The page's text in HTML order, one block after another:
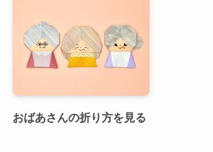
おばあさんの折り方を見る